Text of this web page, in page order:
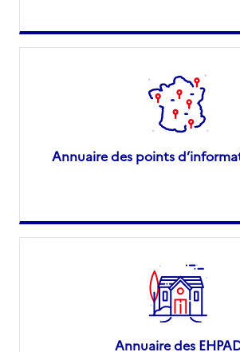
Annuaire des points
Annuaire des